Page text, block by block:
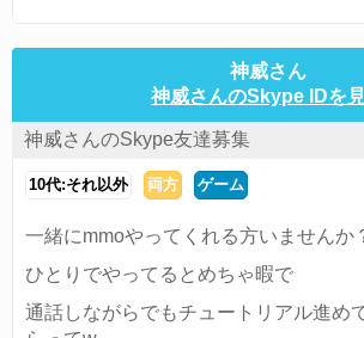
神威さん
神威さんのSkype IDを
神威さんのSkype友達募集
10代:それ以外 両方 ゲーム
一緒にmmoやってくれる方いませんか
ひとりでやってるとめちゃ暇で
通話しながらでもチュートリアル進め